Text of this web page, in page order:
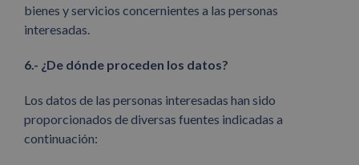
bienes y servicios concernientes a las personas
interesadas.
6.- ¿De dónde proceden los datos?
Los datos de las personas interesadas han sido
proporcionados de diversas fuentes indicadas a
continuación: